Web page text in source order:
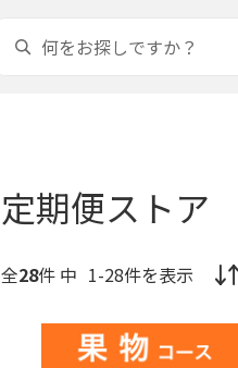
定期便ストア
全28件 中 1-28件を表示